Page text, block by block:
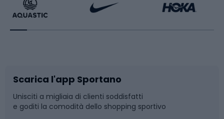
Bikepacking
Bushcraft
Corsa
Sport con le racchette
Slitte e slittini
Snowboard
Scarica l'app Sportano
Unisciti a migliaia di clienti soddisfatti
e goditi la comodità dello shopping sportivo